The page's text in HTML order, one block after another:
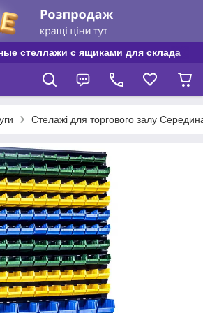
стеллажи с ящиками для склада
Стелажі для торгового залу